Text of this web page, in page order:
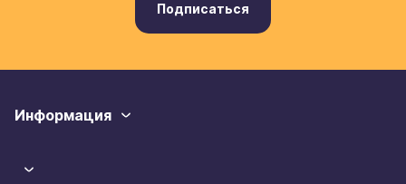
Подписаться
Информация